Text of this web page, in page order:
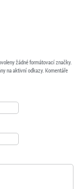
žádné formátovací značky.
na aktivní odkazy. Komentáře